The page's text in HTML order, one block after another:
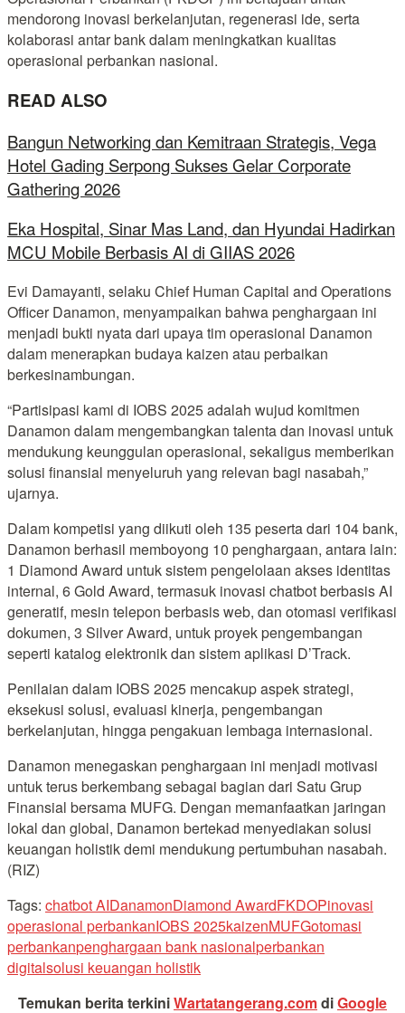
mendorong inovasi berkelanjutan, regenerasi ide, serta
kolaborasi antar bank dalam meningkatkan kualitas
operasional perbankan nasional.
READ ALSO
Bangun Networking dan Kemitraan Strategis, Vega
Hotel Gading Serpong Sukses Gelar Corporate
Gathering 2026
Eka Hospital, Sinar Mas Land, dan Hyundai Hadirkan
MCU Mobile Berbasis AI di GIIAS 2026
Evi Damayanti, selaku Chief Human Capital and Operations
Officer Danamon, menyampaikan bahwa penghargaan ini
menjadi bukti nyata dari upaya tim operasional Danamon
dalam menerapkan budaya kaizen atau perbaikan
berkesinambungan.
“Partisipasi kami di IOBS 2025 adalah wujud komitmen
Danamon dalam mengembangkan talenta dan inovasi untuk
mendukung keunggulan operasional, sekaligus memberikan
solusi finansial menyeluruh yang relevan bagi nasabah,”
ujarnya.
Dalam kompetisi yang diikuti oleh 135 peserta dari 104 bank,
Danamon berhasil memboyong 10 penghargaan, antara lain:
1 Diamond Award untuk sistem pengelolaan akses identitas
internal, 6 Gold Award, termasuk inovasi chatbot berbasis AI
generatif, mesin telepon berbasis web, dan otomasi verifikasi
dokumen, 3 Silver Award, untuk proyek pengembangan
seperti katalog elektronik dan sistem aplikasi D’Track.
Penilaian dalam IOBS 2025 mencakup aspek strategi,
eksekusi solusi, evaluasi kinerja, pengembangan
berkelanjutan, hingga pengakuan lembaga internasional.
Danamon menegaskan penghargaan ini menjadi motivasi
untuk terus berkembang sebagai bagian dari Satu Grup
Finansial bersama MUFG. Dengan memanfaatkan jaringan
lokal dan global, Danamon bertekad menyediakan solusi
keuangan holistik demi mendukung pertumbuhan nasabah.
(RIZ)
Tags: chatbot AIDanamonDiamond AwardFKDOPinovasi
operasional perbankanIOBS 2025kaizenMUFGotomasi
perbankanpenghargaan bank nasionalperbankan
digitalsolusi keuangan holistik
Temukan berita terkiniWartatangerang.comdiGoogle